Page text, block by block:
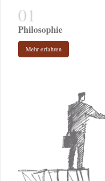
Philosophie
Mehr erfahren